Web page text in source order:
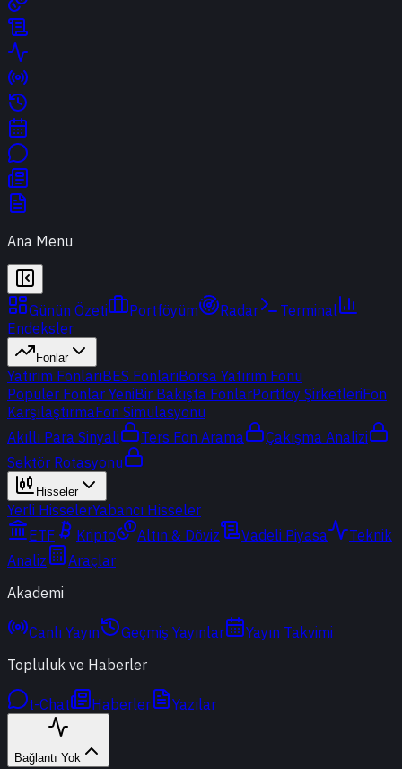
Ana Menu
Günün Özeti Portföyüm Radar
Terminal
Endeksler
Fonlar
Yatırım FonlarıBES FonlarıBorsa Yatırım Fonu
Popüler Fonlar YeniBir Bakışta FonlarPortföy ŞirketleriFon
KarşılaştırmaFon Simülasyonu
Akıllı Para Sinyali
Ters Fon Arama
Çakışma Analizi
Sektör Rotasyonu
Hisseler
Yerli HisselerYabancı Hisseler
ETF
Kripto Altın & Döviz Vadeli Piyasa
Teknik
Analiz
Araçlar
Akademi
Canlı Yayın Geçmiş Yayınlar
Yayın Takvimi
Topluluk ve Haberler
t-Chat Haberler Yazılar
Bağlantı Yok